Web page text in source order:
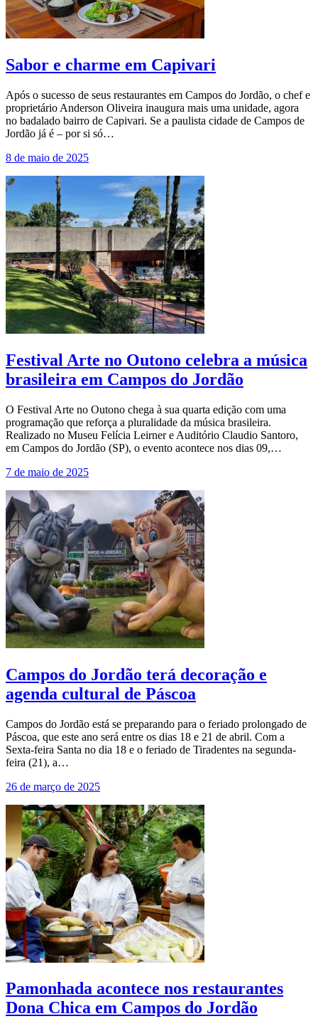
Sabor e charme em Capivari
Após o sucesso de seus restaurantes em Campos do Jordão, o chef e
proprietário Anderson Oliveira inaugura mais uma unidade, agora
no badalado bairro de Capivari. Se a paulista cidade de Campos de
Jordão já é – por si só…
8 de maio de 2025
Festival Arte no Outono celebra a música
brasileira em Campos do Jordão
O Festival Arte no Outono chega à sua quarta edição com uma
programação que reforça a pluralidade da música brasileira.
Realizado no Museu Felícia Leirner e Auditório Claudio Santoro,
em Campos do Jordão (SP), o evento acontece nos dias 09,…
7 de maio de 2025
Campos do Jordão terá decoração e
agenda cultural de Páscoa
Campos do Jordão está se preparando para o feriado prolongado de
Páscoa, que este ano será entre os dias 18 e 21 de abril. Com a
Sexta-feira Santa no dia 18 e o feriado de Tiradentes na segunda-
feira (21), a…
26 de março de 2025
Pamonhada acontece nos restaurantes
Dona Chica em Campos do Jordão